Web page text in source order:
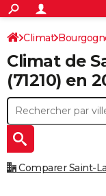
ACTUALITÉS
Politique
Société
Faits Divers
Education
Monde
Villes
+
SPORT
Coupe du monde
Football
Tennis
Cyclisme
Rugby
Forum
Programme TV
TNT
Streaming
Cinéma
Sorties cinéma
Musique
+
FINANCE
Retraite
Impôts
Epargne
Immobilier
Risques naturels par
Banque
Assurance
Crédit
AUTO
Essais
Réserver un essai
Citadines
Berlines
SUV
Forum auto
+
HIGH-TECH
Climat
Saint-Laurent-
Climat de
(71210) en
Comparer Saint-